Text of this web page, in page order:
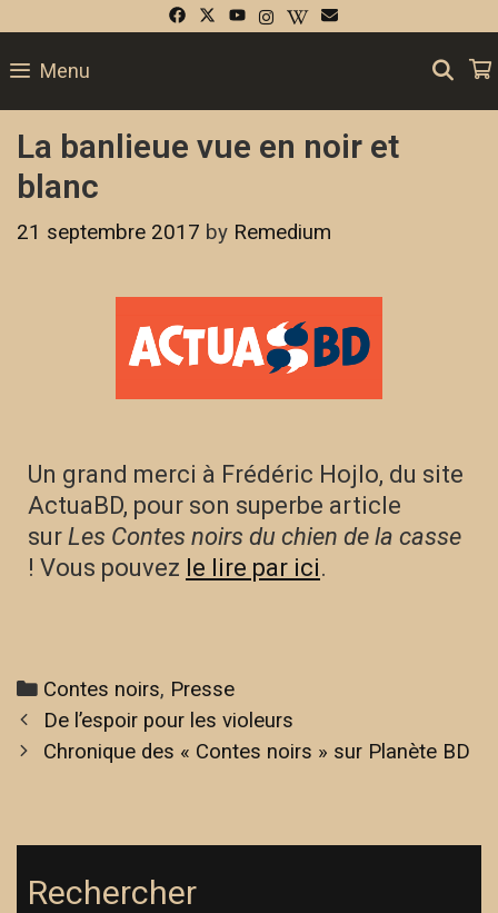
Menu
La banlieue vue en noir et
blanc
21 septembre 2017 by Remedium
Un grand merci à Frédéric Hojlo, du site
ActuaBD, pour son superbe article
sur Les Contes noirs du chien de la casse
! Vous pouvez le lire par ici.
Contes noirs, Presse
De l’espoir pour les violeurs
Chronique des « Contes noirs » sur Planète BD
Rechercher